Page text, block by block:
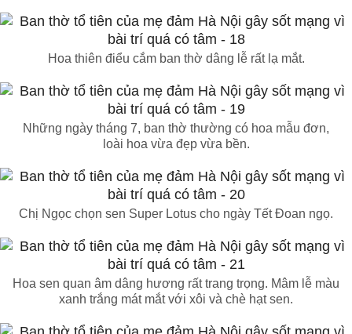
Hoa thiên điểu cắm ban thờ dâng lễ rất lạ mắt.
Những ngày tháng 7, ban thờ thường có hoa mẫu đơn,
loài hoa vừa đẹp vừa bền.
Chị Ngọc chọn sen Super Lotus cho ngày Tết Đoan ngọ.
Hoa sen quan âm dâng hương rất trang trọng. Mâm lễ màu
xanh trắng mát mắt với xôi và chè hạt sen.